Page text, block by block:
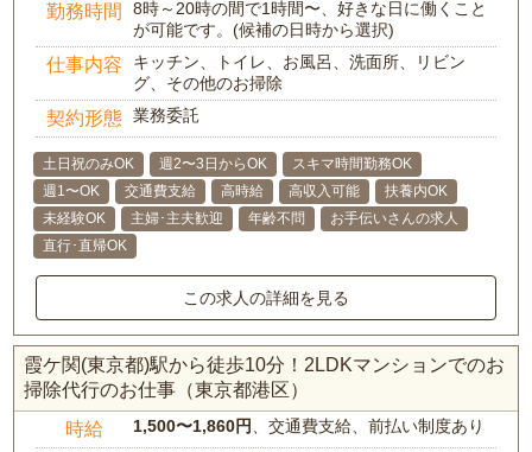
勤務時間
8時～20時の間で1時間〜、好きな日に働くこと
が可能です。(候補の日時から選択)
仕事内容
キッチン、トイレ、お風呂、洗面所、リビン
グ、その他のお掃除
契約形態 業務委託
土日祝のみOK 週2〜3日からOK
スキマ時間勤務OK
週1〜OK
交通費支給 高時給 高収入可能
扶養内OK
未経験OK
主婦･主夫歓迎 年齢不問
お手伝いさんの求人
直行･直帰OK
この求人の詳細を見る
霞ケ関(東京都)駅から徒歩10分！2LDKマンションでのお
掃除代行のお仕事（東京都港区）
時給 1,500〜1,860円、交通費支給、前払い制度あり